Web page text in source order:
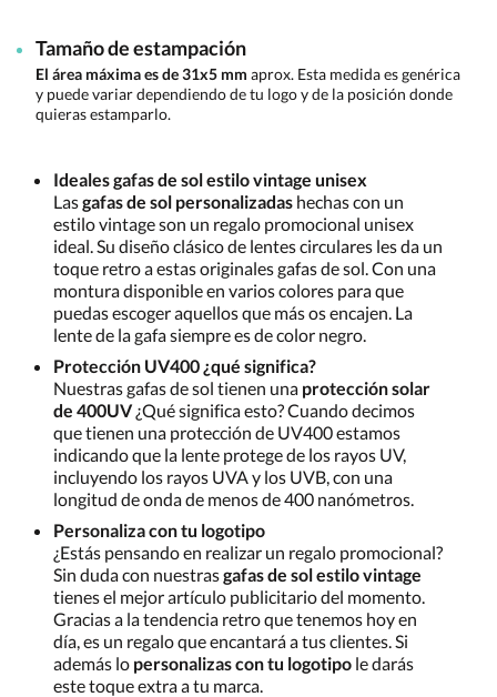
Tamaño de estampación
El área máxima es de 31x5 mm aprox. Esta medida es genérica
y puede variar dependiendo de tu logo y de la posición donde
quieras estamparlo.
Ideales gafas de sol estilo vintage unisex
Lasgafas de sol personalizadas hechas con un
estilo vintage son un regalo promocional unisex
ideal. Su diseño clásico de lentes circulares les da un
toque retro a estas originales gafas de sol. Con una
montura disponible en varios colores para que
puedas escoger aquellos que más os encajen. La
lente de la gafa siempre es de color negro.
Protección UV400 ¿qué significa?
Nuestras gafas de sol tienen una protección solar
de 400UV¿Qué significa esto? Cuando decimos
que tienen una protección de UV400 estamos
indicando que la lente protege de los rayos UV,
incluyendo los rayos UVA y los UVB, con una
longitud de onda de menos de 400 nanómetros.
Personaliza con tu logotipo
¿Estás pensando en realizar un regalo promocional?
Sin duda con nuestrasgafas de sol estilo vintage
tienes el mejor artículo publicitario del momento.
Gracias a la tendencia retro que tenemos hoy en
día, es un regalo que encantará a tus clientes. Si
además lo personalizas con tu logotipo le darás
este toque extra a tu marca.